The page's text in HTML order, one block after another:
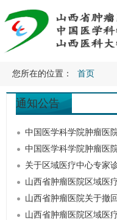
您所在的位置： 首页
通知公告
中国医学科学院肿瘤医
中国医学科学院肿瘤医
关于区域医疗中心专家
山西省肿瘤医院区域医
山西省肿瘤医院关于撤
山西省肿瘤医院区域医